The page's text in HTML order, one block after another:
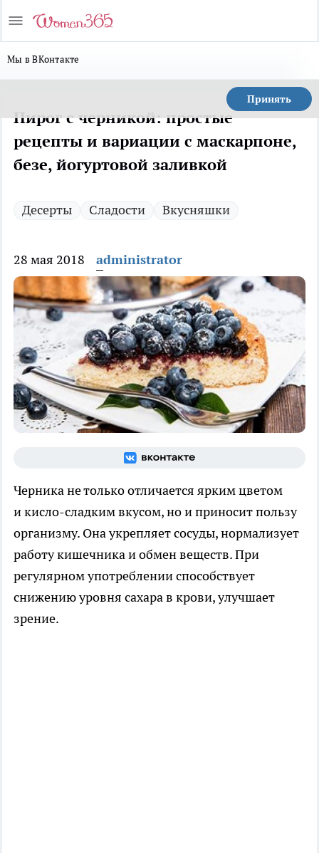
Мы в ВКонтакте
Принять
Пирог с черникой: простые
рецепты и вариации с маскарпоне,
безе, йогуртовой заливкой
Десерты Сладости Вкусняшки
28 мая 2018 administrator
Черника не только отличается ярким цветом
и кисло-сладким вкусом, но и приносит пользу
организму. Она укрепляет сосуды, нормализует
работу кишечника и обмен веществ. При
регулярном употреблении способствует
снижению уровня сахара в крови, улучшает
зрение.